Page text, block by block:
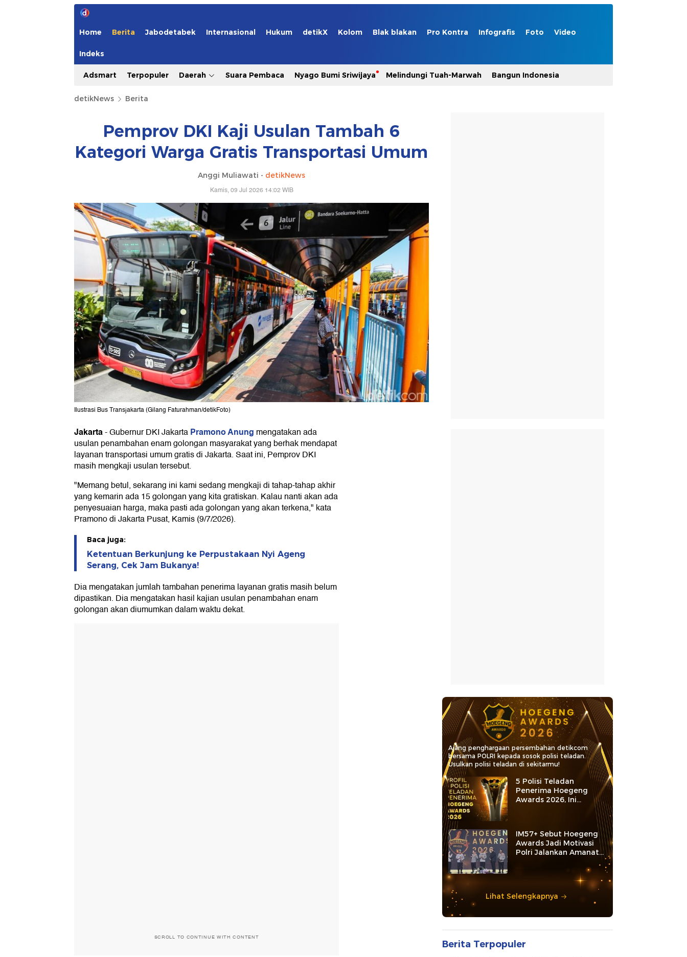
Home Berita Jabodetabek Internasional Hukum detikX Kolom Blak blakan Pro Kontra Infografis Foto Video
Indeks
Adsmart Terpopuler Daerah Suara Pembaca Nyago Bumi Sriwijaya Melindungi Tuah-Marwah Bangun Indonesia
detikNews Berita
Pemprov DKI Kaji Usulan Tambah 6
Kategori Warga Gratis Transportasi Umum
Anggi Muliawati - detikNews
Kamis, 09 Jul 2026 14:02 WIB
Ilustrasi Bus Transjakarta (Gilang Faturahman/detikFoto)
Jakarta-Gubernur DKI JakartaPramono Anung mengatakan ada
usulan penambahan enam golongan masyarakat yang berhak mendapat
layanan transportasi umum gratis di Jakarta. Saat ini, Pemprov DKI
masih mengkaji usulan tersebut.
"Memang betul, sekarang ini kami sedang mengkaji di tahap-tahap akhir
yang kemarin ada 15 golongan yang kita gratiskan. Kalau nanti akan ada
penyesuaian harga, maka pasti ada golongan yang akan terkena," kata
Pramono di Jakarta Pusat, Kamis (9/7/2026).
Baca juga:
Ketentuan Berkunjung ke Perpustakaan Nyi Ageng
Serang, Cek Jam Bukanya!
Dia mengatakan jumlah tambahan penerima layanan gratis masih belum
dipastikan. Dia mengatakan hasil kajian usulan penambahan enam
golongan akan diumumkan dalam waktu dekat.
SCROLL TO CONTINUE WITH CONTENT
Ajang penghargaan persembahan detikcom
bersama POLRI kepada sosok polisi teladan.
Usulkan polisi teladan di sekitarmu!
5 Polisi Teladan
Penerima Hoegeng
Awards 2026, Ini
Kategori dan Kiprahnya
IM57+ Sebut Hoegeng
Awards Jadi Motivasi
Polri Jalankan Amanat
Lihat Selengkapnya
Berita Terpopuler